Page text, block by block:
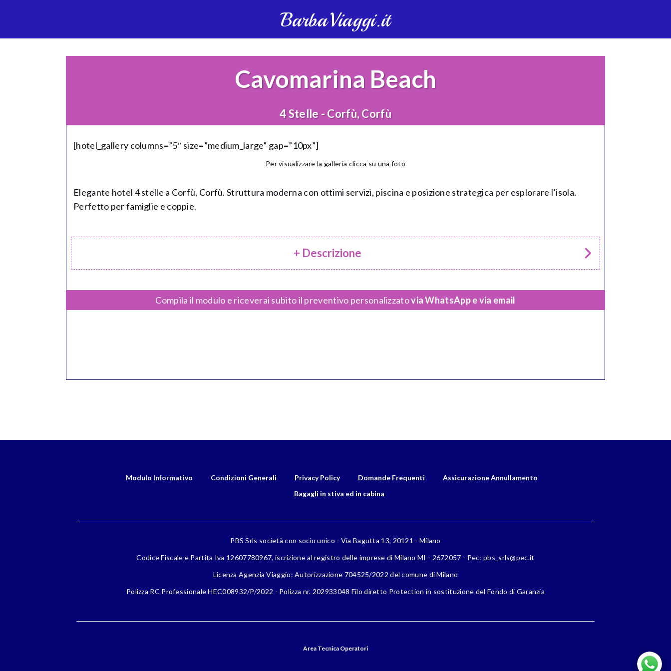
BarbaViaggi.it
Cavomarina Beach
4 Stelle - Corfù, Corfù
[hotel_gallery columns=”5″ size=”medium_large” gap=”10px”]
Per visualizzare la galleria clicca su una foto
Elegante hotel 4 stelle a Corfù, Corfù. Struttura moderna con ottimi servizi, piscina e posizione strategica per esplorare l’isola.
Perfetto per famiglie e coppie.
+ Descrizione
Compila il modulo e riceverai subito il preventivo personalizzatovia WhatsApp e via email
Modulo Informativo Condizioni Generali Privacy Policy Domande Frequenti
Assicurazione Annullamento
Bagagli in stiva ed in cabina
PBS Srls società con socio unico - Via Bagutta 13, 20121 - Milano
Codice Fiscale e Partita Iva 12607780967, iscrizione al registro delle imprese di Milano MI - 2672057 - Pec: pbs_srls@pec.it
Licenza Agenzia Viaggio: Autorizzazione 704525/2022 del comune di Milano
Polizza RC Professionale HEC008932/P/2022 - Polizza nr. 202933048 Filo diretto Protection in sostituzione del Fondo di Garanzia
Area Tecnica Operatori